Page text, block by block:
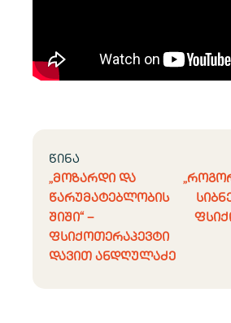
წინა
„მოზარდი და
წარუმატებლობის
შიში“ –
ფსიქოთერაპევტი
დავით ანდღულაძე